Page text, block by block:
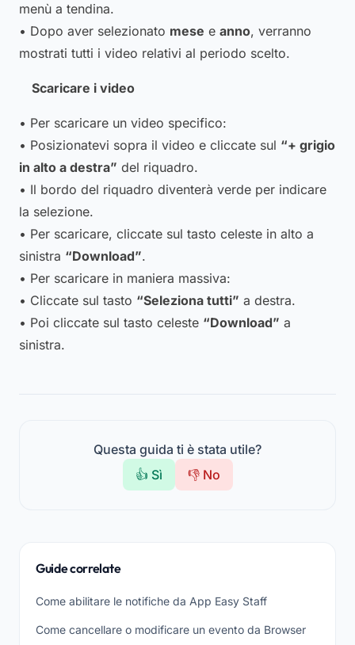
menù a tendina.
• Dopo aver selezionato mese e anno, verranno
mostrati tutti i video relativi al periodo scelto.
Scaricare i video
• Per scaricare un video specifico:
• Posizionatevi sopra il video e cliccate sul “+ grigio
in alto a destra” del riquadro.
• Il bordo del riquadro diventerà verde per indicare
la selezione.
• Per scaricare, cliccate sul tasto celeste in alto a
sinistra “Download”.
• Per scaricare in maniera massiva:
• Cliccate sul tasto “Seleziona tutti” a destra.
• Poi cliccate sul tasto celeste “Download” a
sinistra.
Questa guida ti è stata utile?
👍 Sì
👎 No
Guide correlate
Come abilitare le notifiche da App Easy Staff
Come cancellare o modificare un evento da Browser